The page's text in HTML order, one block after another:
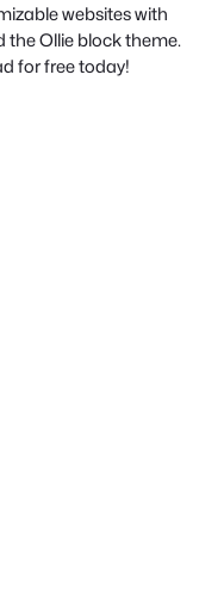
websites with
the Ollie block theme.
for free today!